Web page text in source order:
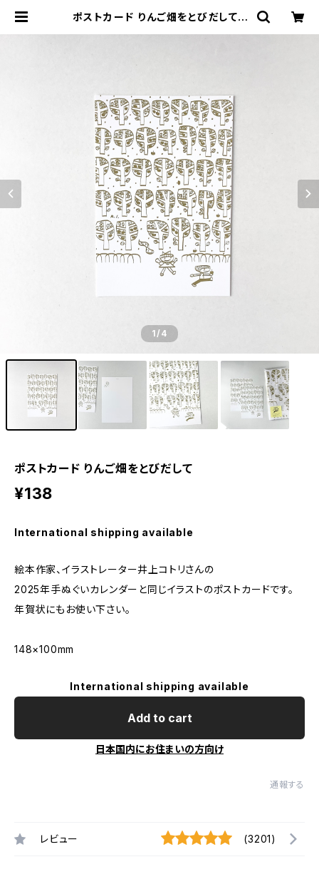
ポストカード りんご畑をとびだして |
1/4
ポストカード りんご畑をとびだして
¥138
International shipping available
絵本作家、イラストレーター井上コトリさんの
2025年手ぬぐいカレンダーと同じイラストのポストカードです。
年賀状にもお使い下さい。
148×100mm
International shipping available
Add to cart
日本国内にお住まいの方向け
通報する
レビュー (3201)